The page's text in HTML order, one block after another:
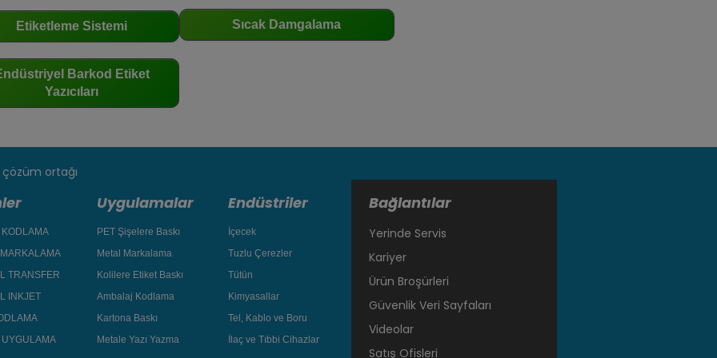
Etiketleme Sistemi Sıcak Damgalama
Barkod Etiket
Yazıcıları
ortağı
KODLAMA
TRANSFER
INKJET
UYGULAMA
Uygulamalar
PET Şişelere Baskı
Metal Markalama
Kolilere Etiket Baskı
Ambalaj Kodlama
Kartona Baskı
Metale Yazı Yazma
Endüstriler
İçecek
Tuzlu Çerezler
Tütün
Kimyasallar
Tel, Kablo ve Boru
İlaç ve Tıbbi Cihazlar
Bağlantılar
Yerinde Servis
Kariyer
Ürün Broşürleri
Güvenlik Veri Sayfaları
Videolar
Satış Ofisleri